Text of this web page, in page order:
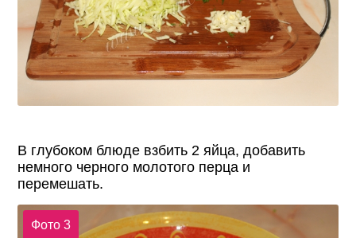
В глубоком блюде взбить 2 яйца, добавить
немного черного молотого перца и
перемешать.
Фото 3